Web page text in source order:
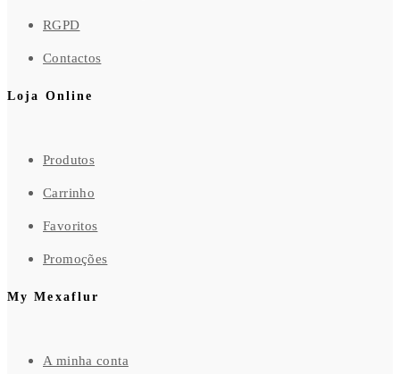
RGPD
Contactos
Loja Online
Produtos
Carrinho
Favoritos
Promoções
My Mexaflur
A minha conta